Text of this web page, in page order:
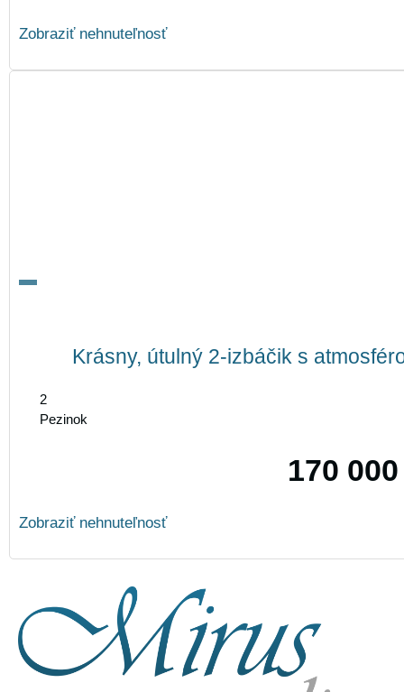
Zobraziť nehnuteľnosť
Krásny, útulný 2-izbáčik s
2
Pezinok
170
Zobraziť nehnuteľnosť